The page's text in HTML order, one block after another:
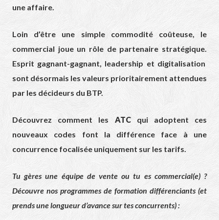
une affaire.
Loin d’être une simple commodité coûteuse, le
commercial joue un rôle de partenaire stratégique.
Esprit gagnant-gagnant, leadership et digitalisation
sont désormais les valeurs prioritairement attendues
par les décideurs du BTP.
Découvrez comment les ATCqui adoptent ces
nouveaux codes font la différence face à une
concurrence focalisée uniquement sur les tarifs.
Tu gères une équipe de vente ou tu es commercial(e) ?
Découvre nos programmes de formation différenciants (et
prends une longueur d’avance sur tes concurrents) :